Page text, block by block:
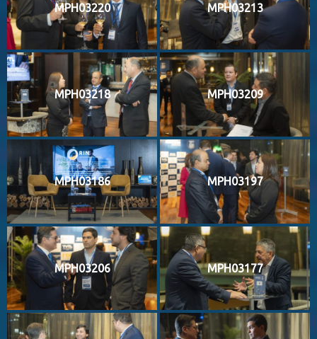
MPH03220 MPH03213
MPH03218 MPH03209
MPH03186 MPH03197
MPH03206 MPH03177